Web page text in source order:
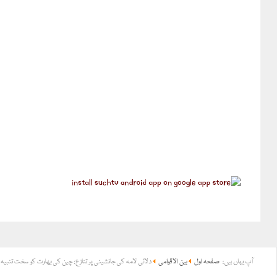
آپ یہاں ہیں: صفحہ اول بین الاقوامی دلائی لامہ کی جانشینی پر تنازع: چین کی بھارت کو سخت تنبیہ